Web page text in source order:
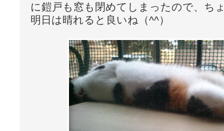
に鎧戸も窓も閉めてしまったので、ち
明日は晴れると良いね（^^）